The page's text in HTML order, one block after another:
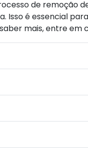
de remoção
Isso é essencial
mais, entre